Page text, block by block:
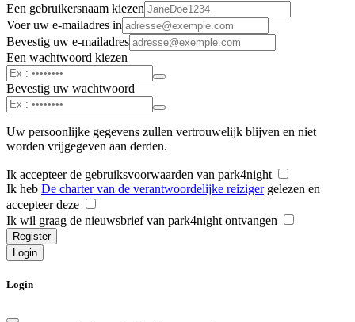
Een gebruikersnaam kiezen
Voer uw e-mailadres in
Bevestig uw e-mailadres
Een wachtwoord kiezen
Bevestig uw wachtwoord
Uw persoonlijke gegevens zullen vertrouwelijk blijven en niet
worden vrijgegeven aan derden.
Ik accepteer de gebruiksvoorwaarden van park4night
Ik heb De charter van de verantwoordelijke reizigergelezen en
accepteer deze
Ik wil graag de nieuwsbrief van park4night ontvangen
Register
Login
Login